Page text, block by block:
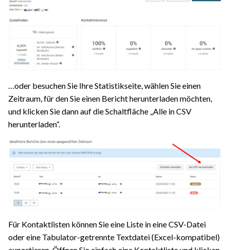
…oder besuchen Sie Ihre Statistikseite, wählen Sie einen
Zeitraum, für den Sie einen Bericht herunterladen möchten,
und klicken Sie dann auf die Schaltfläche „Alle in CSV
herunterladen“.
Für Kontaktlisten können Sie eine Liste in eine CSV-Datei
oder eine Tabulator-getrennte Textdatei (Excel-kompatibel)